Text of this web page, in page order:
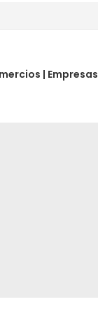
| Empresas